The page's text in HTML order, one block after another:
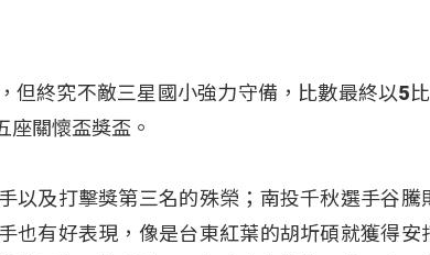
但終究不敵三星國小強力守備，比數最終以5
座關懷盃獎盃。
以及打擊獎第三名的殊榮；南投千秋選手谷騰
也有好表現，像是台東紅葉的胡圻碩就獲得安